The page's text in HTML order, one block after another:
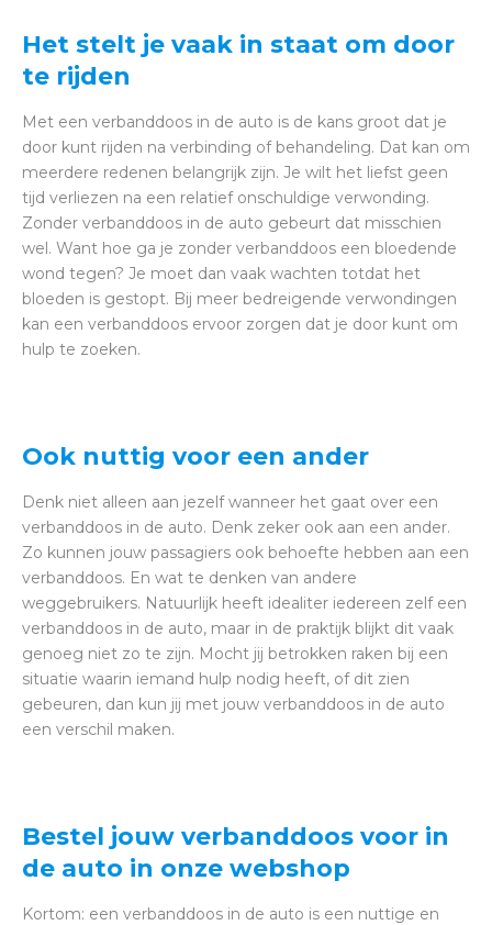
Het stelt je vaak in staat om door
te rijden
Met een verbanddoos in de auto is de kans groot dat je
door kunt rijden na verbinding of behandeling. Dat kan om
meerdere redenen belangrijk zijn. Je wilt het liefst geen
tijd verliezen na een relatief onschuldige verwonding.
Zonder verbanddoos in de auto gebeurt dat misschien
wel. Want hoe ga je zonder verbanddoos een bloedende
wond tegen? Je moet dan vaak wachten totdat het
bloeden is gestopt. Bij meer bedreigende verwondingen
kan een verbanddoos ervoor zorgen dat je door kunt om
hulp te zoeken.
Ook nuttig voor een ander
Denk niet alleen aan jezelf wanneer het gaat over een
verbanddoos in de auto. Denk zeker ook aan een ander.
Zo kunnen jouw passagiers ook behoefte hebben aan een
verbanddoos. En wat te denken van andere
weggebruikers. Natuurlijk heeft idealiter iedereen zelf een
verbanddoos in de auto, maar in de praktijk blijkt dit vaak
genoeg niet zo te zijn. Mocht jij betrokken raken bij een
situatie waarin iemand hulp nodig heeft, of dit zien
gebeuren, dan kun jij met jouw verbanddoos in de auto
een verschil maken.
Bestel jouw verbanddoos voor in
de auto in onze webshop
Kortom: een verbanddoos in de auto is een nuttige en